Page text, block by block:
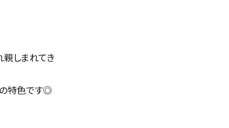
しまれてき
の特色です◎